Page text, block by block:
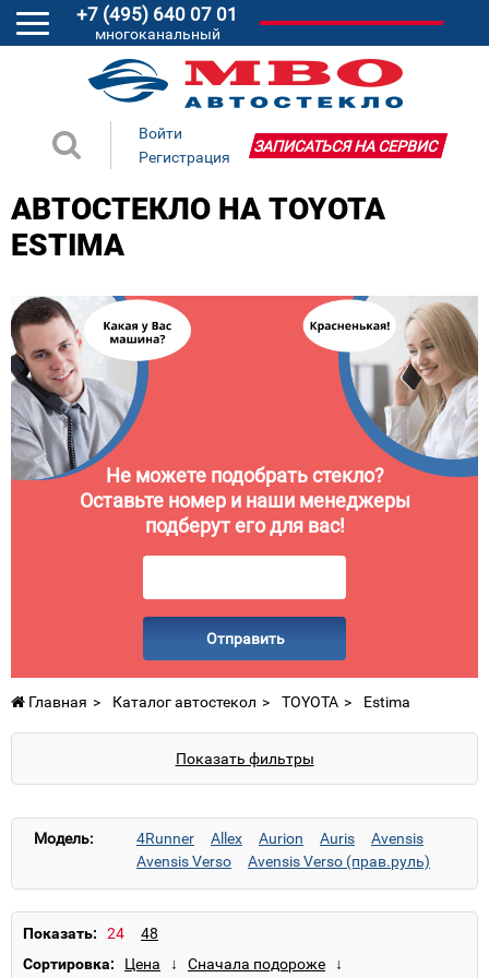
+7 (495) 640 07 01
многоканальный
Войти
Регистрация
ЗАПИСАТЬСЯ НА СЕРВИС
АВТОСТЕКЛО НА TOYOTA
ESTIMA
Не можете подобрать стекло?
Оставьте номер и наши менеджеры
подберут его для вас!
Отправить
Главная Каталог автостекол TOYOTA Estima
Показать фильтры
Модель: 4Runner Allex Aurion Auris
Avensis
Avensis Verso
Avensis Verso (прав.руль)
Celica
Показать:
Сортировка: